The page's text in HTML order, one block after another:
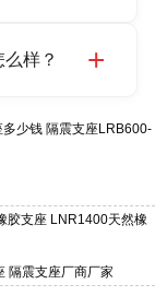
厂现货充足，
：衡水高新
样？
产经验，国标
、供货、安
北方工业基地
。
多少钱 隔震支座LRB600-
胶支座 LNR1400天然橡
隔震支座厂商厂家